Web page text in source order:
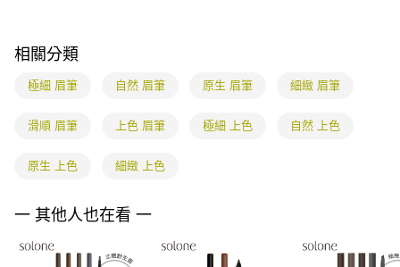
權轉讓予恩沛科技股份有限公司。
２．關於個人資料處理事宜，請瀏覽以下網址：
https://aftee.tw/terms/#terms3
３．未成年的使用者請事先徵得法定代理人或監護人之同意方可使用
任。
時審查核予不同之上限額度；若仍有額度不足之情形，本公司將視審查結果
請求用戶進行身份認證。
恩沛科技股份有限公司將有權停止該用戶之使用額度並採取法律行動。
海外配送
相關分類
極細 眉筆 自然 眉筆 原生 眉筆 細緻 眉筆
滑順 眉筆 上色 眉筆 極細 上色 自然 上色
原生 上色 細緻 上色
一 其他人也在看 一